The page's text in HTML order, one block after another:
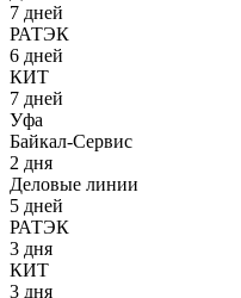
7 дней
РАТЭК
6 дней
КИТ
7 дней
Уфа
Байкал-Сервис
2 дня
Деловые линии
5 дней
РАТЭК
3 дня
КИТ
3 дня